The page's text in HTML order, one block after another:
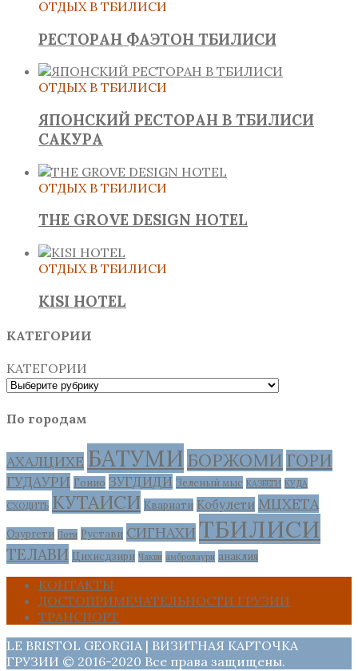
ОТДЫХ В ТБИЛИСИ
РЕСТОРАН ФАЭТОН ТБИЛИСИ
ОТДЫХ В ТБИЛИСИ
ЯПОНСКИЙ РЕСТОРАН В ТБИЛИСИ
САКУРА
ОТДЫХ В ТБИЛИСИ
THE GROVE DESIGN HOTEL
ОТДЫХ В ТБИЛИСИ
KISI HOTEL
КАТЕГОРИИ
КАТЕГОРИИ
По городам
АХАЛЦИХЕ БАТУМИ БОРЖОМИ ГОРИ
ГУДАУРИ Гонио ЗУГДИДИ Зеленый мыс КАЗБЕГИ КУДА
СХОДИТЬ КУТАИСИ Квариати Кобулети МЦХЕТА
Озургети Поти Рустави СИГНАХИ ТБИЛИСИ
ТЕЛАВИ Цихисдзири Чакви амбролаури анаклия
КОНТАКТЫ
ДОСТОПРИМЕЧАТЕЛЬНОСТИ ГРУЗИИ
ТРАНСПОРТ
LE BRISTOL GEORGIA | ВИЗИТНАЯ КАРТОЧКА
ГРУЗИИ © 2016-2020 Все права защищены.